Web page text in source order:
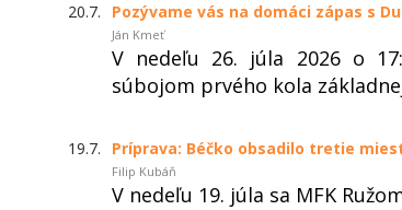
20.7. Pozývame vás na domáci zápas s
Ján Kmeť
V nedeľu 26. júla 2026 o
súbojom prvého kola
19.7. Príprava: Béčko obsadilo tretie
Filip Kubáň
V nedeľu 19. júla sa MFK